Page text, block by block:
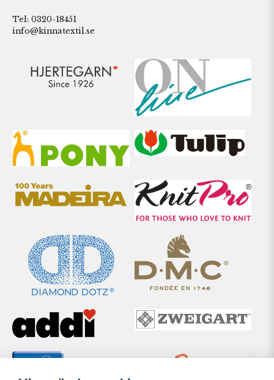
Tel: 0320-18451
info@kinnatextil.se